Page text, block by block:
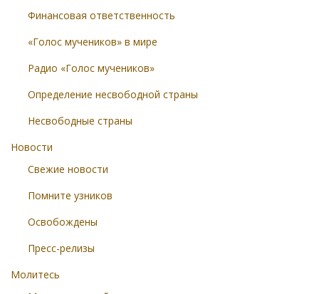
Финансовая ответственность
«Голос мучеников» в мире
Радио «Голос мучеников»
Определение несвободной страны
Несвободные страны
Новости
Свежие новости
Помните узников
Освобождены
Пресс-релизы
Молитесь